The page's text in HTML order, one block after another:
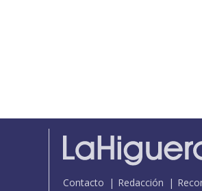
Contacto Redacción